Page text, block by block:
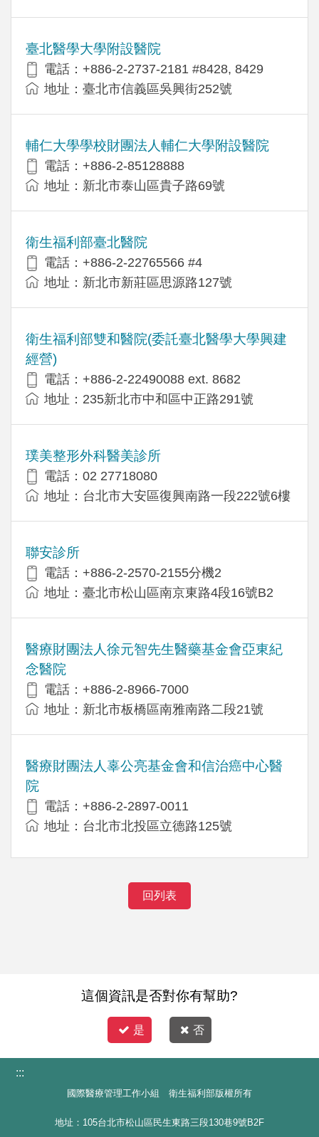
臺北醫學大學附設醫院
電話：+886-2-2737-2181 #8428, 8429
地址：臺北市信義區吳興街252號
輔仁大學學校財團法人輔仁大學附設醫院
電話：+886-2-85128888
地址：新北市泰山區貴子路69號
衛生福利部臺北醫院
電話：+886-2-22765566 #4
地址：新北市新莊區思源路127號
衛生福利部雙和醫院(委託臺北醫學大學興建
經營)
電話：+​886-2-22490088 ext. 8682
地址：​235新北市中和區中正路291號
璞美整形外科醫美診所
電話：02 27718080
地址：台北市大安區復興南路一段222號6樓
聯安診所
電話：+886-2-2570-2155分機2
地址：臺北市松山區南京東路4段16號B2
醫療財團法人徐元智先生醫藥基金會亞東紀
念醫院
電話：+886-2-8966-7000
地址：新北市板橋區南雅南路二段21號
醫療財團法人辜公亮基金會和信治癌中心醫
院
電話：+886-2-2897-0011
地址：台北市北投區立德路125號
回列表
這個資訊是否對你有幫助?
是 否
:::
國際醫療管理工作小組 衛生福利部版權所有
地址：105台北市松山區民生東路三段130巷9號B2F